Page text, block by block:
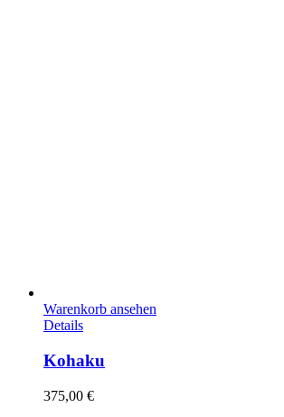
Warenkorb ansehen
Details
Kohaku
375,00 €